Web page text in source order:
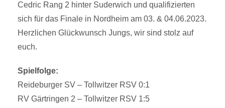
Cedric Rang 2 hinter Suderwich und qualifizierten
sich für das Finale in Nordheim am 03. & 04.06.2023.
Herzlichen Glückwunsch Jungs, wir sind stolz auf
euch.
Spielfolge:
Reideburger SV – Tollwitzer RSV 0:1
RV Gärtringen 2 – Tollwitzer RSV 1:5